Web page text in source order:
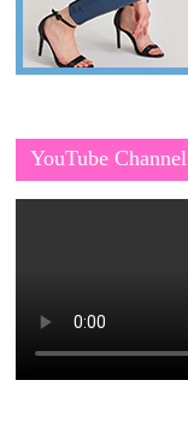
YouTube Channel